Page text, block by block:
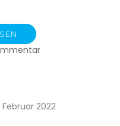
zu
Februar 2022